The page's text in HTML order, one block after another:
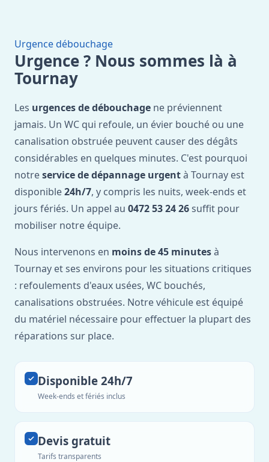
Urgence débouchage
Urgence ? Nous sommes là à
Tournay
Les urgences de débouchage ne préviennent
jamais. Un WC qui refoule, un évier bouché ou une
canalisation obstruée peuvent causer des dégâts
considérables en quelques minutes. C'est pourquoi
notreservice de dépannage urgentà Tournay est
disponible24h/7, y compris les nuits, week-ends et
jours fériés. Un appel au 0472 53 24 26 suffit pour
mobiliser notre équipe.
Nous intervenons en moins de 45 minutesà
Tournay et ses environs pour les situations critiques
: refoulements d'eaux usées, WC bouchés,
canalisations obstruées. Notre véhicule est équipé
du matériel nécessaire pour effectuer la plupart des
réparations sur place.
Disponible 24h/7
Week-ends et fériés inclus
Devis gratuit
Tarifs transparents